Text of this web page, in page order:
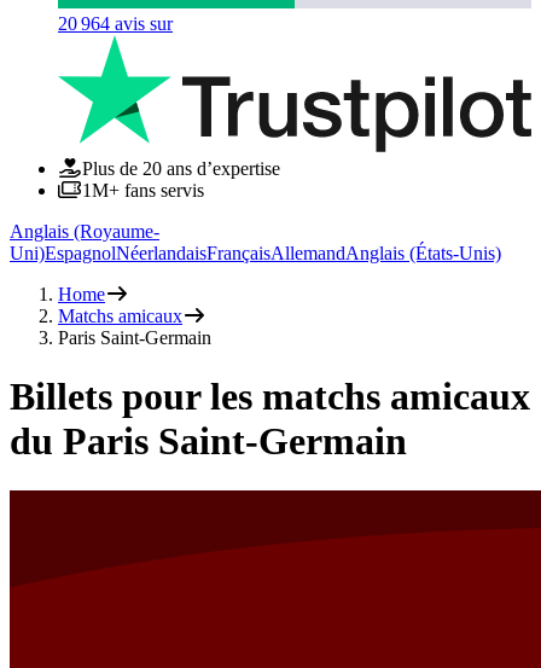
20 964 avis sur
Plus de 20 ans d’expertise
1M+ fans servis
Anglais (Royaume-
Uni)EspagnolNéerlandaisFrançaisAllemandAnglais (États-Unis)
Home
Matchs amicaux
Paris Saint-Germain
Billets pour les matchs amicaux
du Paris Saint-Germain